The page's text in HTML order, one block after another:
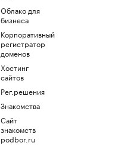
Облако для
бизнеса
Корпоративный
регистратор
доменов
Хостинг
сайтов
Рег.решения
Знакомства
Сайт
знакомств
podbor.ru